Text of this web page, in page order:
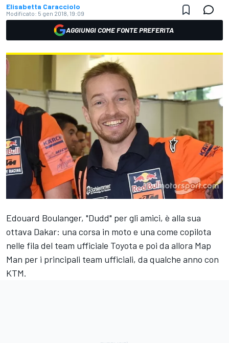
Elisabetta Caracciolo
Modificato: 5 gen 2018, 19:09
AGGIUNGI COME FONTE PREFERITA
Edouard Boulanger, "Dudd" per gli amici, è alla sua
ottava Dakar: una corsa in moto e una come copilota
nelle fila del team ufficiale Toyota e poi da allora Map
Man per i principali team ufficiali, da qualche anno con
KTM.